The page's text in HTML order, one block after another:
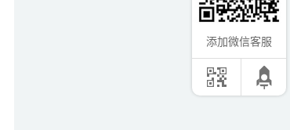
添加微信客服